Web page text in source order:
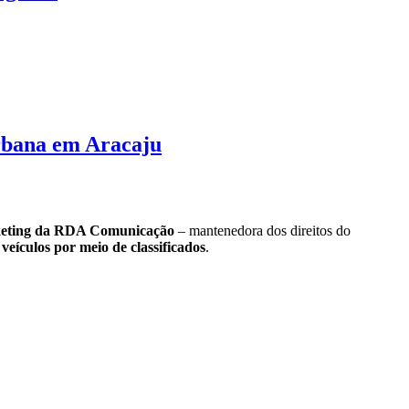
em Aracaju
da RDA Comunicação – mantenedora dos direitos do
por meio de classificados.